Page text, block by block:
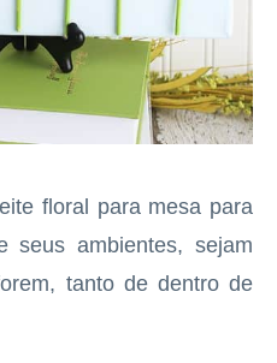
floral para mesa para
seus ambientes, sejam
tanto de dentro de